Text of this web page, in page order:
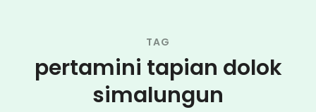
TAG
pertamini tapian dolok
simalungun